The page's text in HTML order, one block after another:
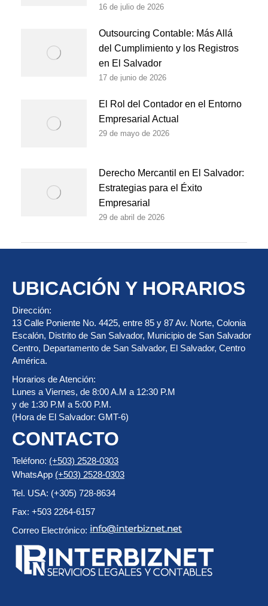
16 de julio de 2026
Outsourcing Contable: Más Allá
del Cumplimiento y los Registros
en El Salvador
17 de junio de 2026
El Rol del Contador en el Entorno
Empresarial Actual
29 de mayo de 2026
Derecho Mercantil en El Salvador:
Estrategias para el Éxito
Empresarial
29 de abril de 2026
UBICACIÓN Y HORARIOS
Dirección:
13 Calle Poniente No. 4425, entre 85 y 87 Av. Norte, Colonia
Escalón, Distrito de San Salvador, Municipio de San Salvador
Centro, Departamento de San Salvador, El Salvador, Centro
América.
Horarios de Atención:
Lunes a Viernes, de 8:00 A.M a 12:30 P.M
y de 1:30 P.M a 5:00 P.M.
(Hora de El Salvador: GMT-6)
CONTACTO
Teléfono: (+503) 2528-0303
WhatsApp (+503) 2528-0303
Tel. USA: (+305) 728-8634
Fax: +503 2264-6157
Correo Electrónico: